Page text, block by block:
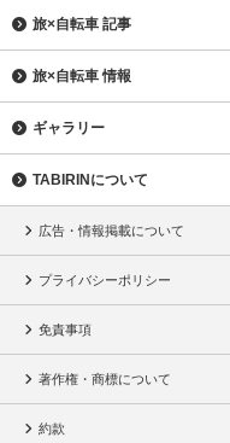
旅×自転車 記事
旅×自転車 情報
ギャラリー
TABIRINについて
広告・情報掲載について
プライバシーポリシー
免責事項
著作権・商標について
約款